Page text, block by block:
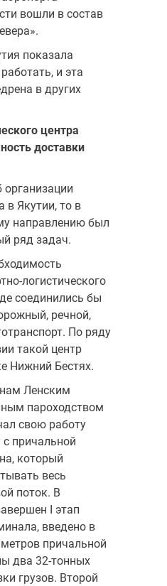
вошли в состав
показала
и эта
в других
центра
доставки
организации
в Якутии, то в
направлению был
ряд задач.
логистического
соединились бы
речной,
По ряду
такой центр
Нижний Бестях.
Ленским
пароходством
свою работу
с причальной
который
весь
поток. В
I этап
введено в
причальной
два 32-тонных
грузов. Второй